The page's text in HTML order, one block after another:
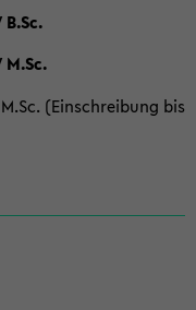
(Einschreibung bis